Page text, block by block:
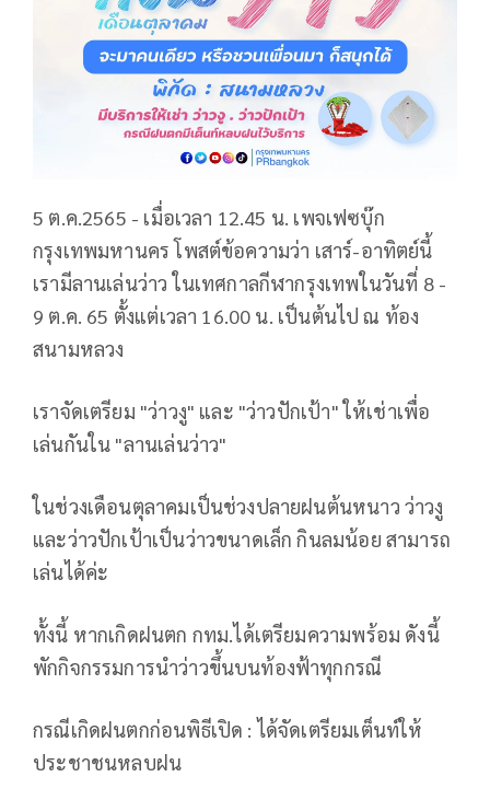
5 ต.ค.2565 - เมื่อเวลา 12.45 น. เพจเฟซบุ๊ก
กรุงเทพมหานคร โพสต์ข้อความว่า เสาร์-อาทิตย์นี้
เรามีลานเล่นว่าว ในเทศกาลกีฬากรุงเทพในวันที่ 8 -
9 ต.ค. 65 ตั้งแต่เวลา 16.00 น. เป็นต้นไป ณ ท้อง
สนามหลวง
เราจัดเตรียม "ว่าวงู" และ "ว่าวปักเป้า" ให้เช่าเพื่อ
เล่นกันใน "ลานเล่นว่าว"
ในช่วงเดือนตุลาคมเป็นช่วงปลายฝนต้นหนาว ว่าวงู
และว่าวปักเป้าเป็นว่าวขนาดเล็ก กินลมน้อย สามารถ
เล่นได้ค่ะ
ทั้งนี้ หากเกิดฝนตก กทม.ได้เตรียมความพร้อม ดังนี้
พักกิจกรรมการนำว่าวขึ้นบนท้องฟ้าทุกกรณี
กรณีเกิดฝนตกก่อนพิธีเปิด : ได้จัดเตรียมเต็นท์ให้
ประชาชนหลบฝน